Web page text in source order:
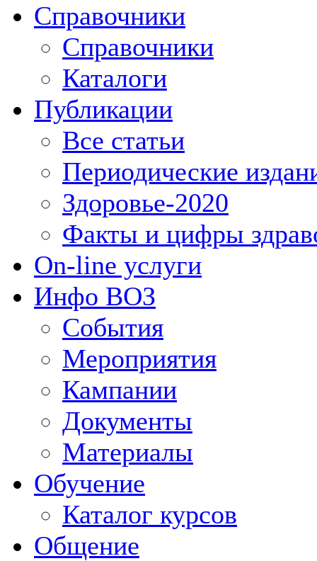
Справочники
Справочники
Каталоги
Публикации
Все статьи
Периодические
Здоровье-2020
Факты и цифры
On-line услуги
Инфо ВОЗ
События
Мероприятия
Кампании
Документы
Материалы
Обучение
Каталог курсов
Общение